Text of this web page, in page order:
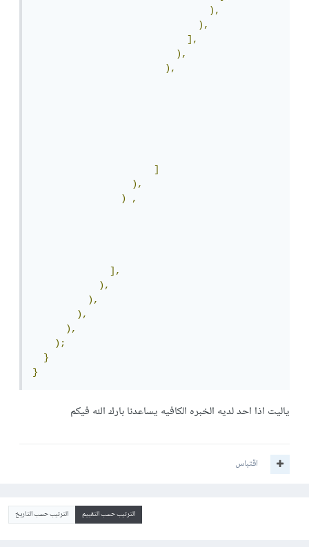
),
),
],
),
),
]
),
)
,
],
),
),
),
),
);
}
}
ياليت اذا احد لديه الخبره الكافيه يساعدنا بارك الله فيكم
اقتباس
الترتيب حسب التقييم الترتيب حسب التاريخ